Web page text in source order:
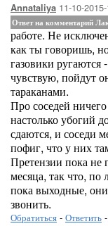
Annataliya 11-10-
Ответ на комментарий
работе. Не
как ты говоришь,
газовики ругаются
чувствую, пойдут
тараканами.
Про соседей
настолько убогий
сдаются, и соседи
пофиг, что у них
Претензии пока не
месяца, так что,
пока выходные,
звонить.
Обратиться - Ответить -